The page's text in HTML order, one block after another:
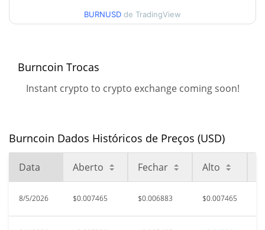
Semana Alta
$0.0079011296
tempos
Jun 14, 2025 (1 anos atrás)
96.16%
Baixa de todos os tempos
Jun 4, 2026 (2 meses atrás)
$0.00467022
45.97%
BURNUSD de TradingView
Burncoin Trocas
Instant crypto to crypto exchange coming soon!
Burncoin Dados Históricos de Preços (USD)
Data Aberto Fechar Alto
8/5/2026 $0.007465 $0.006883 $0.007465